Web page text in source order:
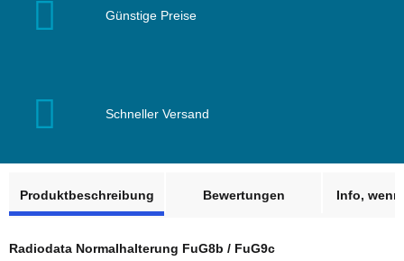
Günstige Preise
Schneller Versand
Produktbeschreibung
Bewertungen Info,
Radiodata Normalhalterung FuG8b / FuG9c